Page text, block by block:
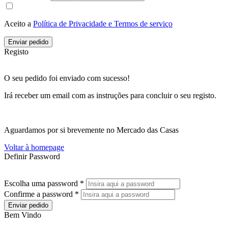
Aceito a Política de Privacidade e Termos de serviço
Enviar pedido
Registo
O seu pedido foi enviado com sucesso!
Irá receber um email com as instruções para concluir o seu registo.
Aguardamos por si brevemente no Mercado das Casas
Voltar à homepage
Definir Password
Escolha uma password *
Confirme a password *
Enviar pedido
Bem Vindo